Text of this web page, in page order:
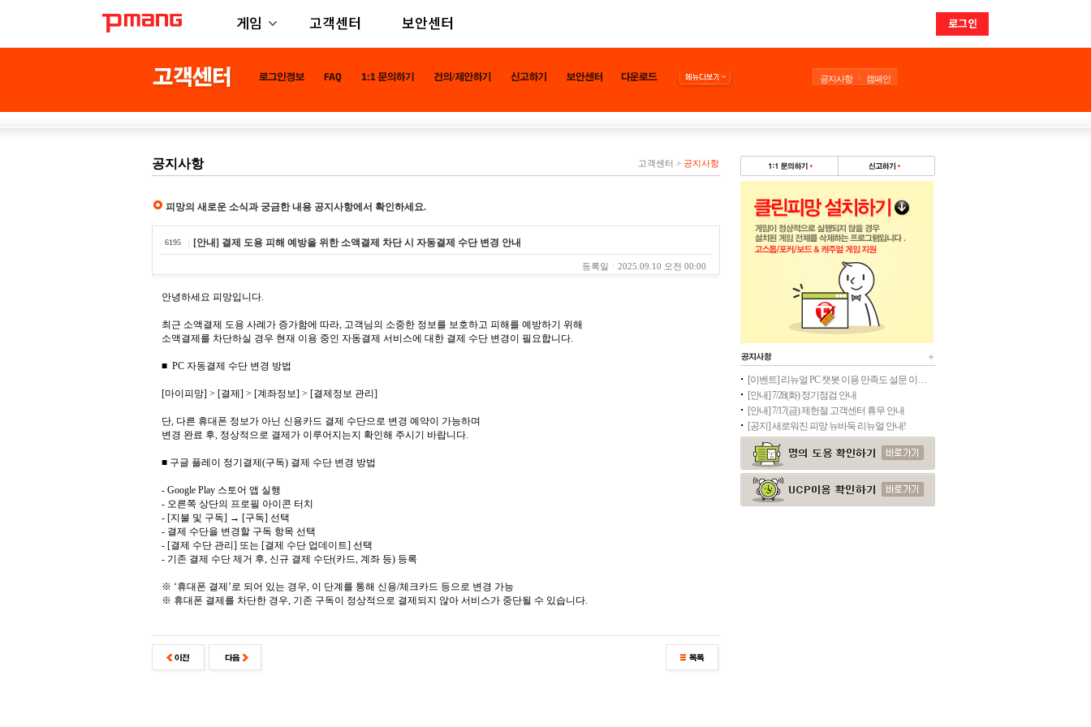
게임 고객센터 보안센터 로그인
공지사항 캠페인
공지사항 고객센터 > 공지사항
피망의 새로운 소식과 궁금한 내용 공지사항에서 확인하세요.
6195 [안내] 결제 도용 피해 예방을 위한 소액결제 차단 시 자동결제 수단 변경 안내
등록일 2025.09.10 오전 00:00
안녕하세요 피망입니다.
최근 소액결제 도용 사례가 증가함에 따라, 고객님의 소중한 정보를 보호하고 피해를 예방하기 위해
소액결제를 차단하실 경우 현재 이용 중인 자동결제 서비스에 대한 결제 수단 변경이 필요합니다.
■ PC 자동결제 수단 변경 방법
[마이피망] > [결제] > [계좌정보] > [결제정보 관리]
단, 다른 휴대폰 정보가 아닌 신용카드 결제 수단으로 변경 예약이 가능하며
변경 완료 후, 정상적으로 결제가 이루어지는지 확인해 주시기 바랍니다.
■ 구글 플레이 정기결제(구독) 결제 수단 변경 방법
- Google Play 스토어 앱 실행
- 오른쪽 상단의 프로필 아이콘 터치
- [지불 및 구독] → [구독] 선택
- 결제 수단을 변경할 구독 항목 선택
- [결제 수단 관리] 또는 [결제 수단 업데이트] 선택
- 기존 결제 수단 제거 후, 신규 결제 수단(카드, 계좌 등) 등록
※ ‘휴대폰 결제’로 되어 있는 경우, 이 단계를 통해 신용/체크카드 등으로 변경 가능
※ 휴대폰 결제를 차단한 경우, 기존 구독이 정상적으로 결제되지 않아 서비스가 중단될 수 있습니다.
[이벤트] 리뉴얼 PC 챗봇 이용 만족도 설문 이벤트(종료)
[안내] 7/28(화) 정기점검 안내
[안내] 7/17(금) 제헌절 고객센터 휴무 안내
[공지] 새로워진 피망 뉴바둑 리뉴얼 안내!